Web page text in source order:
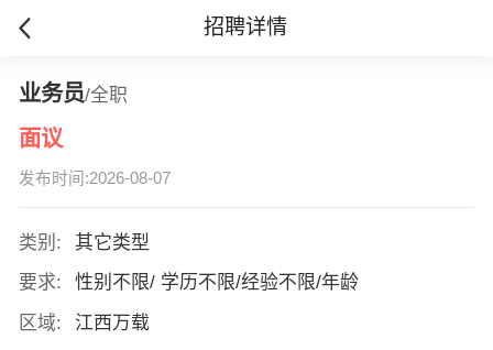
招聘详情
业务员/全职
面议
发布时间:2026-08-07
类别:
其它类型
要求:
性别不限/ 学历不限/经验不限/年龄
区域:
江西万载